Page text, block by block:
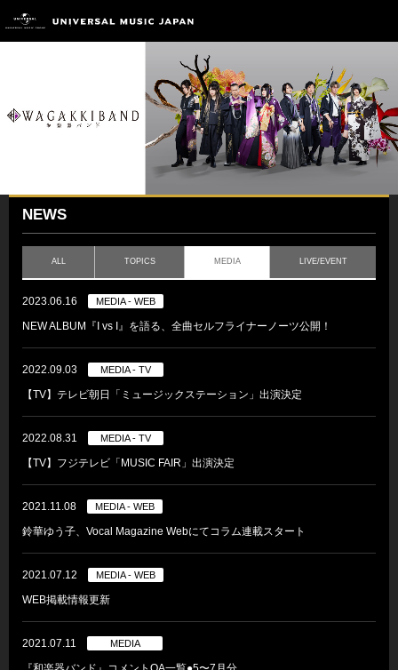
NEWS
ALL TOPICS MEDIA LIVE/EVENT
2023.06.16 MEDIA - WEB
NEW ALBUM『I vs I』を語る、全曲セルフライナーノーツ公開！
2022.09.03 MEDIA - TV
【TV】テレビ朝日「ミュージックステーション」出演決定
2022.08.31 MEDIA - TV
【TV】フジテレビ「MUSIC FAIR」出演決定
2021.11.08 MEDIA - WEB
鈴華ゆう子、Vocal Magazine Webにてコラム連載スタート
2021.07.12 MEDIA - WEB
WEB掲載情報更新
2021.07.11 MEDIA